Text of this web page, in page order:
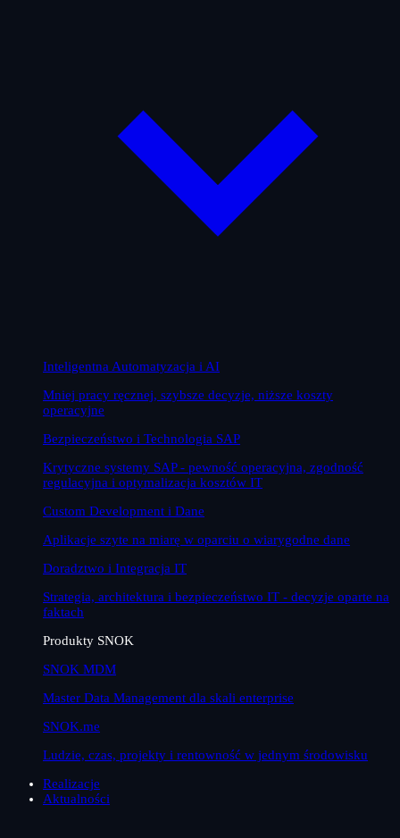
Inteligentna Automatyzacja i AI
Mniej pracy ręcznej, szybsze decyzje, niższe koszty
operacyjne
Bezpieczeństwo i Technologia SAP
Krytyczne systemy SAP - pewność operacyjna, zgodność
regulacyjna i optymalizacja kosztów IT
Custom Development i Dane
Aplikacje szyte na miarę w oparciu o wiarygodne dane
Doradztwo i Integracja IT
Strategia, architektura i bezpieczeństwo IT - decyzje oparte na
faktach
Produkty SNOK
SNOK MDM
Master Data Management dla skali enterprise
SNOK.me
Ludzie, czas, projekty i rentowność w jednym środowisku
Realizacje
Aktualności